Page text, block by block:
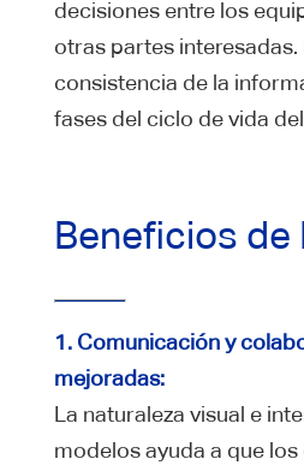
decisiones entre los
otras partes
consistencia de la
fases del ciclo de vida
Beneficios de
1. Comunicación y
mejoradas:
La naturaleza visual e
modelos ayuda a que